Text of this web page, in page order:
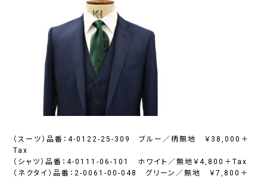
（スーツ）品番：4-0122-25-309 ブルー／柄無地 ￥38,000＋
Tax
（シャツ）品番：4-0111-06-101 ホワイト／無地￥4,800＋Tax
（ネクタイ）品番：2-0061-00-048 グリーン／無地 ￥7,800＋